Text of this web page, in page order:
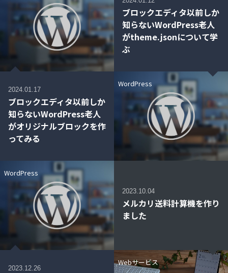
2024.01.17
ブロックエディタ以前しか
知らないWordPress老人
がオリジナルブロックを作
ってみる
WordPress
ブロックエディタ以前しか
知らないWordPress老人
がtheme.jsonについて学
ぶ
WordPress
2023.12.26
Webサービス
2023.10.04
メルカリ送料計算機を作り
ました